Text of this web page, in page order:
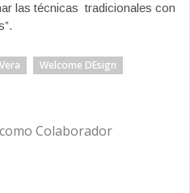
las técnicas tradicionales con
Welcome DEsign
Colaborador